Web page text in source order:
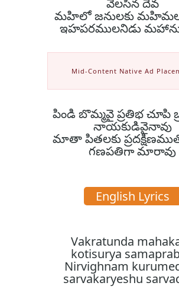
వెలసిన దేవ
మహిలో జనులకు
ఇహపరములనిడు
Mid-Content Native Ad
పిండి బొమ్మవై ప్రతిభ చూపి
నాయకుడివైనావు
మాతా పితలకు
గణపతిగా మారావు
English Lyrics
Vakratunda
kotisurya
Nirvighnam
sarvakaryeshu